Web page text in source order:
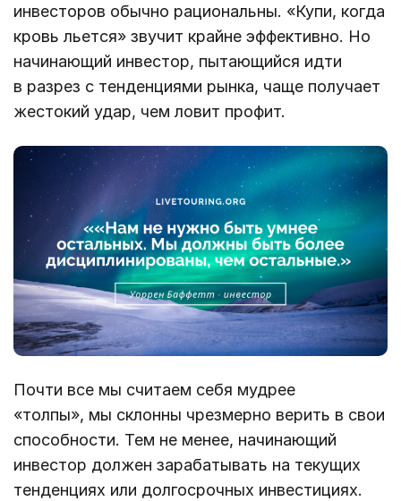
инвесторов обычно рациональны. «Купи, когда
кровь льется» звучит крайне эффективно. Но
начинающий инвестор, пытающийся идти
в разрез с тенденциями рынка, чаще получает
жестокий удар, чем ловит профит.
Почти все мы считаем себя мудрее
«толпы», мы склонны чрезмерно верить в свои
способности. Тем не менее, начинающий
инвестор должен зарабатывать на текущих
тенденциях или долгосрочных инвестициях.